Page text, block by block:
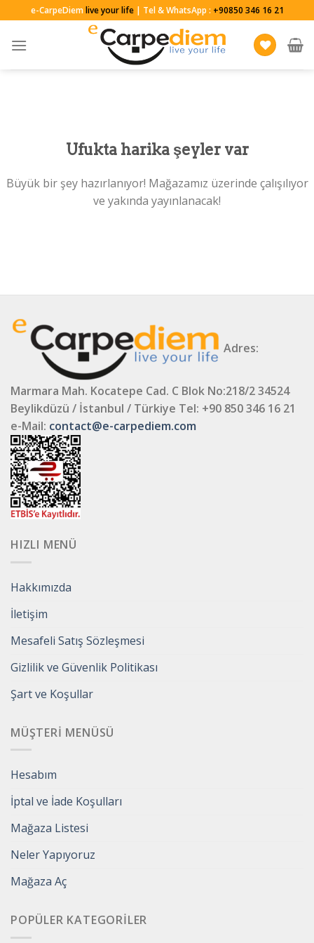
to
content
e-CarpeDiemlive your life| Tel & WhatsApp : +90850 346 16 21
Ufukta harika şeyler var
Büyük bir şey hazırlanıyor! Mağazamız üzerinde çalışılıyor
ve yakında yayınlanacak!
Adres:
Marmara Mah. Kocatepe Cad. C Blok No:218/2 34524
Beylikdüzü / İstanbul / Türkiye Tel: +90 850 346 16 21
e-Mail: contact@e-carpediem.com
HIZLI MENÜ
Hakkımızda
İletişim
Mesafeli Satış Sözleşmesi
Gizlilik ve Güvenlik Politikası
Şart ve Koşullar
MÜŞTERI MENÜSÜ
Hesabım
İptal ve İade Koşulları
Mağaza Listesi
Neler Yapıyoruz
Mağaza Aç
POPÜLER KATEGORILER